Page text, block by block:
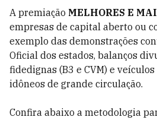
A premiação MELHORES E
empresas de capital aberto ou
exemplo das demonstrações
Oficial dos estados, balanços
fidedignas (B3 e CVM) e
idôneos de grande circulação.
Confira abaixo a metodologia